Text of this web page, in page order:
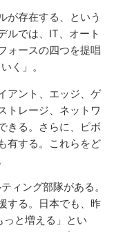
が存在する、という
ルでは、IT、オート
ォースの四つを提唱
く」。
アント、エッジ、ゲ
トレージ、ネットワ
きる。さらに、ピボ
有する。これらをど
ィング部隊がある。
する。日本でも、昨
と増える」とい